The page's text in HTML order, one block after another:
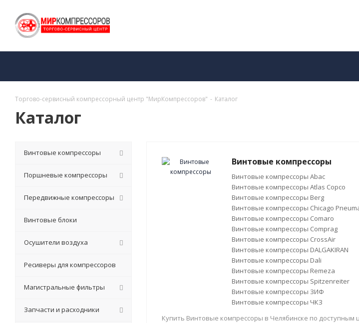
Торгово-сервисный компрессорный центр "МирКомпрессоров" - Каталог
Каталог
Винтовые компрессоры
Винтовые компрессоры Abac
Винтовые компрессоры Atlas Copco
Винтовые компрессоры Berg
Винтовые компрессоры Chicago
Винтовые компрессоры Comaro
Винтовые компрессоры Comprag
Винтовые компрессоры CrossAir
Винтовые компрессоры DALGAKIRAN
Винтовые компрессоры Dali
Винтовые компрессоры Remeza
Винтовые компрессоры Spitzenreiter
Винтовые компрессоры ЗИФ
Винтовые компрессоры ЧКЗ
Купить Винтовые компрессоры в Челябинске по доступным
Винтовые компрессоры
Поршневые компрессоры
Передвижные компрессоры
Винтовые блоки
Осушители воздуха
Ресиверы для компрессоров
Магистральные фильтры
Запчасти и расходники